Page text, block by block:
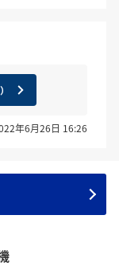
年6月26日 16:26